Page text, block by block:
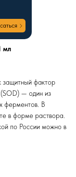
мл
защитный фактор
— один из
ферментов. В
в форме раствора.
по России можно в